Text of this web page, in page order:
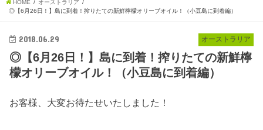
HOME
オーストラリア
◎【6月26日！】島に到着！搾りたての新鮮檸檬オリーブオイル！（小豆島に到着編）
オーストラリア
2018.06.29
◎【6月26日！】島に到着！搾りたての新鮮檸
檬オリーブオイル！（小豆島に到着編）
お客様、大変お待たせいたしました！